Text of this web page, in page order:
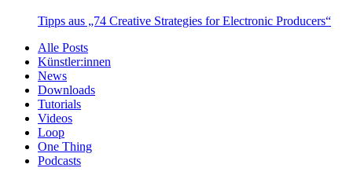
Tipps aus „74 Creative Strategies for Electronic Producers“
Alle Posts
Künstler:innen
News
Downloads
Tutorials
Videos
Loop
One Thing
Podcasts